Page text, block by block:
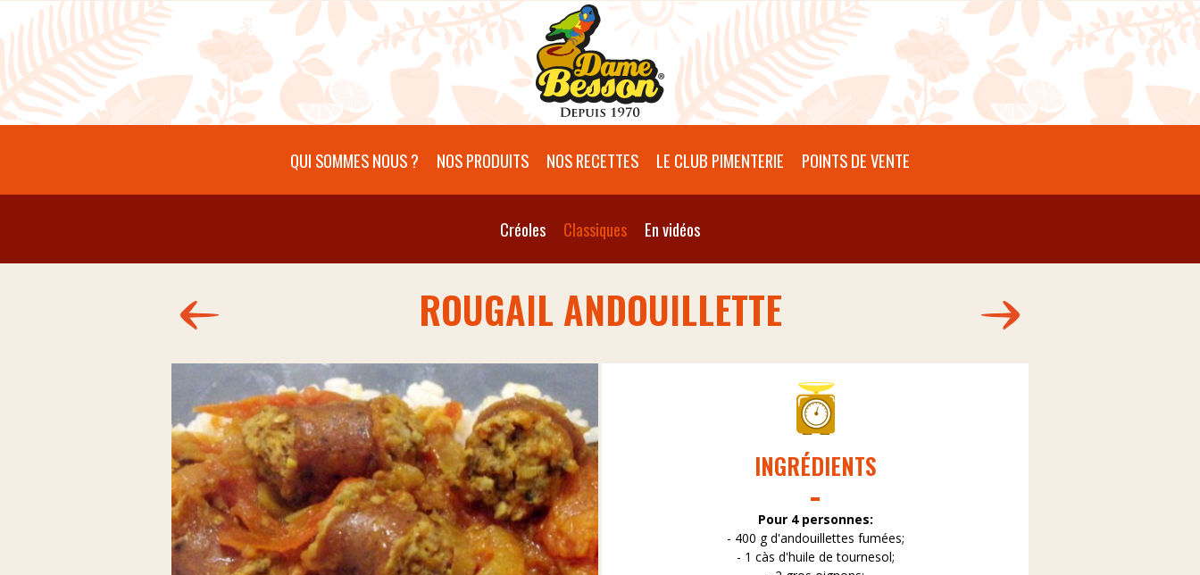
Aller au contenu principal
QUI SOMMES NOUS ? NOS PRODUITS NOS RECETTES LE CLUB PIMENTERIE POINTS DE VENTE
Créoles Classiques En vidéos
ROUGAIL ANDOUILLETTE
INGRÉDIENTS
Pour 4 personnes:
- 400 g d'andouillettes fumées;
- 1 càs d'huile de tournesol;